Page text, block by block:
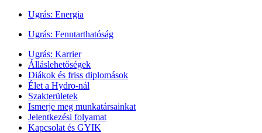
Ugrás: Energia
Ugrás: Fenntarthatóság
Ugrás: Karrier
Álláslehetőségek
Diákok és friss diplomások
Élet a Hydro-nál
Szakterületek
Ismerje meg munkatársainkat
Jelentkezési folyamat
Kapcsolat és GYIK